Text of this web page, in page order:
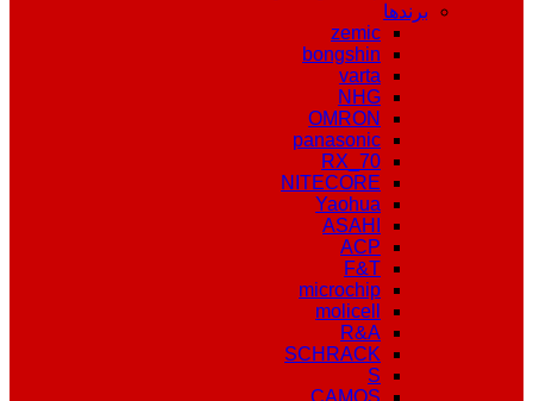
برندها
zemic
bongshin
varta
NHG
OMRON
panasonic
RX_70
NITECORE
Yaohua
ASAHI
ACP
F&T
microchip
molicell
R&A
SCHRACK
S
CAMOS